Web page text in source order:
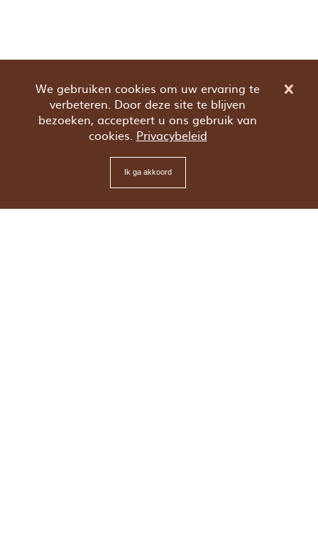
We gebruiken cookies om uw ervaring te
verbeteren. Door deze site te blijven
bezoeken, accepteert u ons gebruik van
cookies. Privacybeleid
Ik ga akkoord